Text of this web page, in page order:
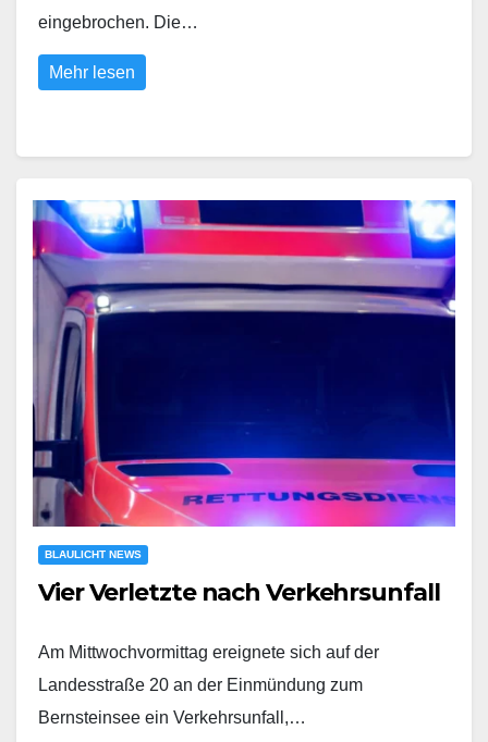
eingebrochen. Die…
Mehr lesen
BLAULICHT NEWS
Vier Verletzte nach Verkehrsunfall
Am Mittwochvormittag ereignete sich auf der
Landesstraße 20 an der Einmündung zum
Bernsteinsee ein Verkehrsunfall,…